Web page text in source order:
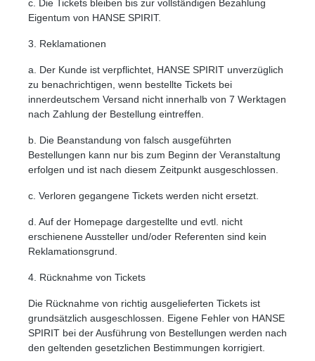
c. Die Tickets bleiben bis zur vollständigen Bezahlung
Eigentum von HANSE SPIRIT.
3. Reklamationen
a. Der Kunde ist verpflichtet, HANSE SPIRIT unverzüglich
zu benachrichtigen, wenn bestellte Tickets bei
innerdeutschem Versand nicht innerhalb von 7 Werktagen
nach Zahlung der Bestellung eintreffen.
b. Die Beanstandung von falsch ausgeführten
Bestellungen kann nur bis zum Beginn der Veranstaltung
erfolgen und ist nach diesem Zeitpunkt ausgeschlossen.
c. Verloren gegangene Tickets werden nicht ersetzt.
d. Auf der Homepage dargestellte und evtl. nicht
erschienene Aussteller und/oder Referenten sind kein
Reklamationsgrund.
4. Rücknahme von Tickets
Die Rücknahme von richtig ausgelieferten Tickets ist
grundsätzlich ausgeschlossen. Eigene Fehler von HANSE
SPIRIT bei der Ausführung von Bestellungen werden nach
den geltenden gesetzlichen Bestimmungen korrigiert.
Niedrige Sättigung Hohe Sättigung